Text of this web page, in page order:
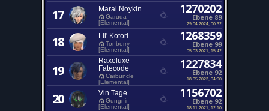
17 Maral Noykin
Garuda
[Elemental]
1270202
Ebene 89
29.04.2024, 00:32
18 Lil' Kotori
Tonberry
[Elemental]
1268359
Ebene 99
05.03.2021, 15:42
19
Raxeluxe
Fatecode
Carbuncle
[Elemental]
1227834
Ebene 92
18.05.2023, 04:00
20 Vin Tage
Gungnir
[Elemental]
1156702
Ebene 92
18.11.2021, 12:10